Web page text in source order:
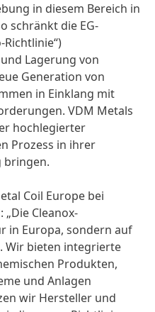
in diesem Bereich in
schränkt die EG-
Richtlinie“)
Lagerung von
Generation von
in Einklang mit
VDM Metals
hochlegierter
Prozess in ihrer
bringen.
Coil Europe bei
Cleanox-
in Europa, sondern auf
Wir bieten integrierte
Produkten,
und Anlagen
wir Hersteller und